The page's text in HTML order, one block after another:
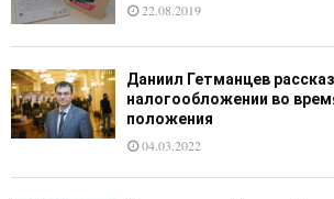
22.08.2019
Даниил Гетманцев
налогообложении во
положения
04.03.2022